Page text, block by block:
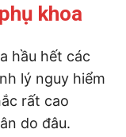
khoa
hầu hết các
lý nguy hiểm
rất cao
do đâu.